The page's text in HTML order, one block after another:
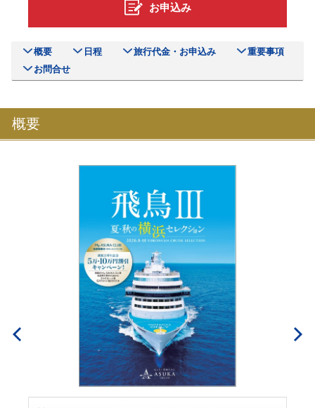
お申込み
概要 日程 旅行代金・お申込み
重要事項
お問合せ
概要